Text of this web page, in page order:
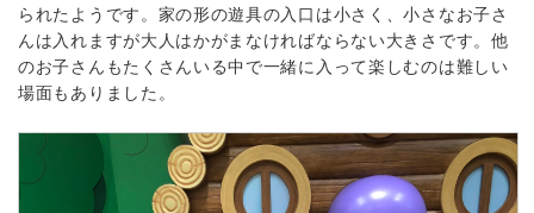
られたようです。家の形の遊具の入口は小さく、小さなお子さ
んは入れますが大人はかがまなければならない大きさです。他
のお子さんもたくさんいる中で一緒に入って楽しむのは難しい
場面もありました。